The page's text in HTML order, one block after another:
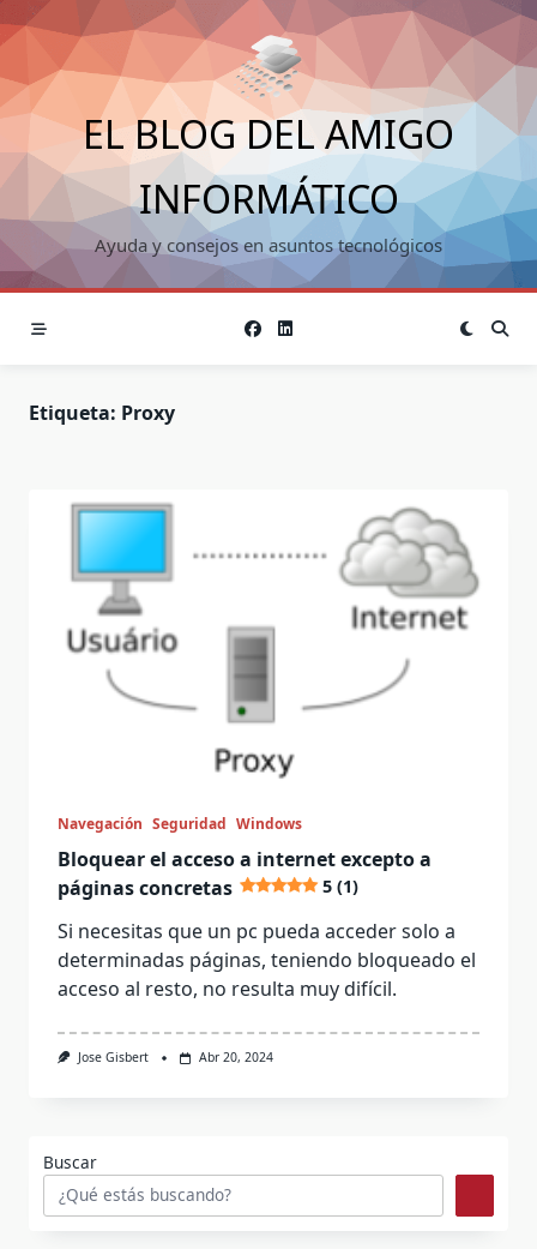
Saltar
al
contenido
EL BLOG DEL AMIGO
INFORMÁTICO
Ayuda y consejos en asuntos tecnológicos
Etiqueta: Proxy
Navegación Seguridad Windows
Bloquear el acceso a internet excepto a
páginas concretas
5 (1)
Si necesitas que un pc pueda acceder solo a
determinadas páginas, teniendo bloqueado el
acceso al resto, no resulta muy difícil.
Jose Gisbert Abr 20, 2024
Buscar